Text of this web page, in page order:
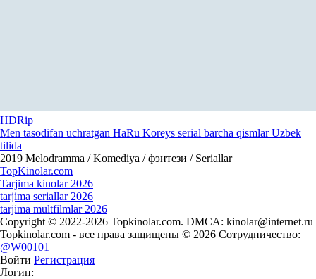
HDRip
Men tasodifan uchratgan HaRu Koreys serial barcha qismlar Uzbek
tilida
2019 Melodramma / Komediya / фэнтези / Seriallar
TopKinolar.com
Tarjima kinolar 2026
tarjima seriallar 2026
tarjima multfilmlar 2026
Copyright © 2022-2026 Topkinolar.com. DMCA: kinolar@internet.ru
Topkinolar.com - все права защищены © 2026 Сотрудничество:
@W00101
Войти Регистрация
Логин: